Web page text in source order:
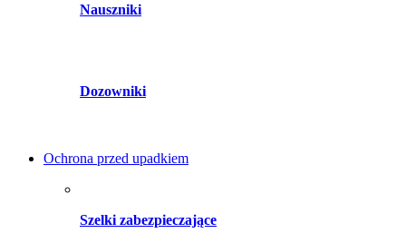
Nauszniki
Dozowniki
Ochrona przed upadkiem
Szelki zabezpieczające